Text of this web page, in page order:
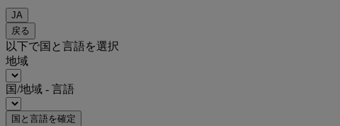
JA
戻る
以下で国と言語を選択
地域
国/地域 - 言語
国と言語を確定